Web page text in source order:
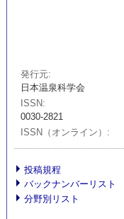
発行元
日本温泉科学会
ISSN
0030-2821
ISSN（オンライン）
投稿規程
バックナンバーリスト
分野別リスト